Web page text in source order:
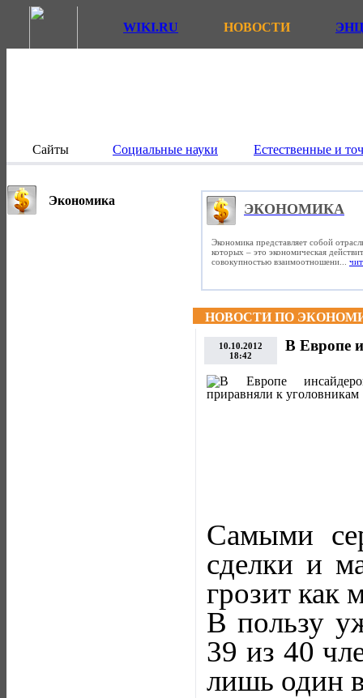
WIKI.RU НОВОСТИ
Сайты Социальные науки Естественные и
Экономика
ЭКОНОМИКА
Экономика представляет собой
которых – это экономическая
совокупностью взаимоотношени...
НОВОСТИ ПО
10.10.2012
18:42
В Европе
Самыми
сделки и
грозит как
В пользу
39 из 40
лишь один